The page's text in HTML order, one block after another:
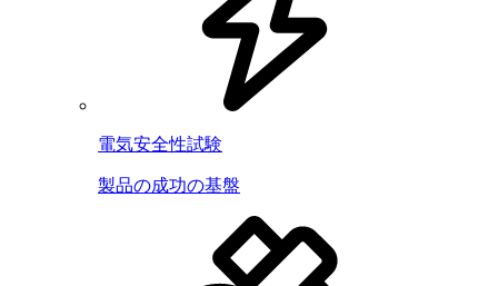
電気安全性試験
製品の成功の基盤